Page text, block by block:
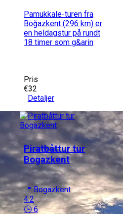
Pamukkale-turen fra
Boğazkent (296 km) er
en heldagstur på rundt
18 timer som g&arin
Pris
€32
Detaljer
Piratbåttur tur
Bogazkent
📍 Bogazkent
4.2
🕒 6